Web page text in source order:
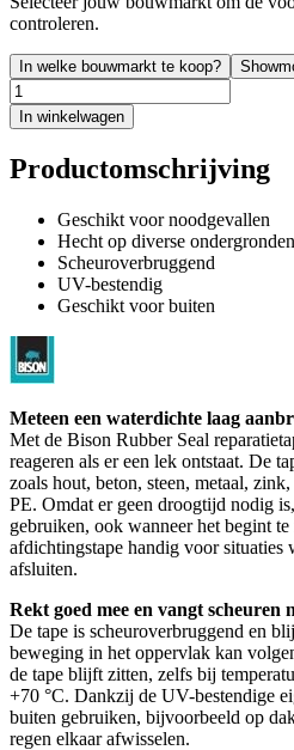
controleren.
In welke bouwmarkt te koop?
In winkelwagen
Productomschrijving
Geschikt voor noodgevallen
Hecht op diverse ondergronden
Scheuroverbruggend
UV-bestendig
Geschikt voor buiten
Meteen een waterdichte laag
Met de Bison Rubber Seal
reageren als er een lek ontstaat. De
zoals hout, beton, steen, metaal,
PE. Omdat er geen droogtijd nodig
gebruiken, ook wanneer het begint
afdichtingstape handig voor situaties
afsluiten.
Rekt goed mee en vangt scheuren
De tape is scheuroverbruggend en
beweging in het oppervlak kan
de tape blijft zitten, zelfs bij
+70 °C. Dankzij de UV-bestendige
buiten gebruiken, bijvoorbeeld op
regen elkaar afwisselen.